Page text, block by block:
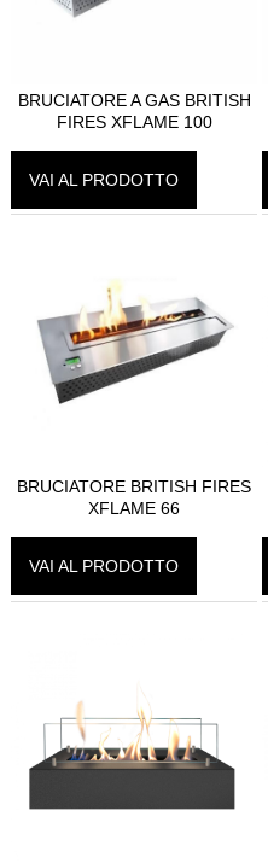
BRUCIATORE A GAS BRITISH
FIRES XFLAME 100
VAI AL PRODOTTO
BRUCIATORE BRITISH FIRES
XFLAME 66
VAI AL PRODOTTO